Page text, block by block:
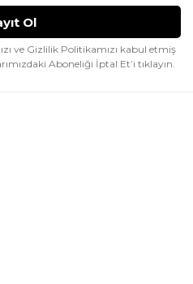
ve Gizlilik Politikamızı kabul etmiş
Aboneliği İptal Et’i tıklayın.